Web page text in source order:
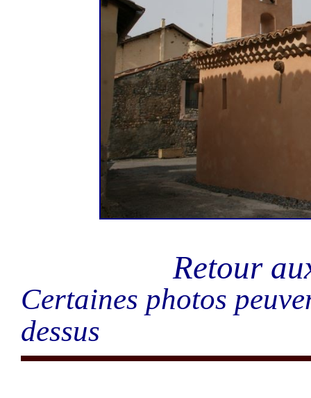
Retour
Certaines photos
dessus